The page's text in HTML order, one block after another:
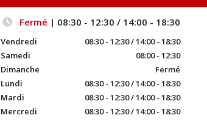
Fermé | 08:30 - 12:30 / 14:00 - 18:30
Vendredi
08:30 - 12:30 / 14:00 - 18:30
Samedi
08:00 - 12:30
Dimanche
Fermé
Lundi
08:30 - 12:30 / 14:00 - 18:30
Mardi
08:30 - 12:30 / 14:00 - 18:30
Mercredi
08:30 - 12:30 / 14:00 - 18:30